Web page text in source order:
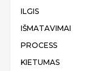
ILGIS
IŠMATAVIMAI
PROCESS
KIETUMAS